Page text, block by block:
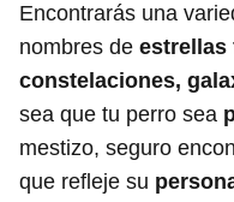
Encontrarás una
nombres de estrellas
constelaciones,
sea que tu perro sea
mestizo, seguro
que refleje su